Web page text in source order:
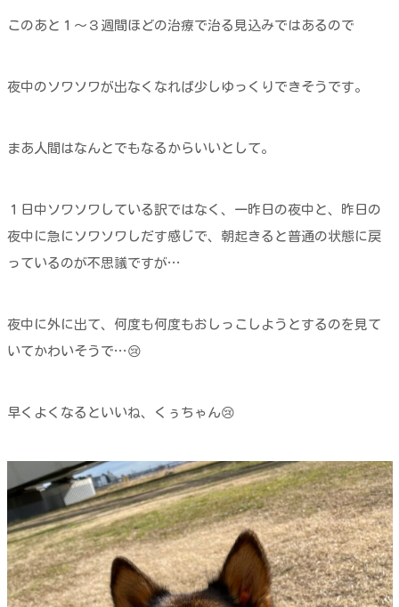
このあと１～３週間ほどの治療で治る見込みではあるので
夜中のソワソワが出なくなれば少しゆっくりできそうです。
まあ人間はなんとでもなるからいいとして。
１日中ソワソワしている訳ではなく、一昨日の夜中と、昨日の
夜中に急にソワソワしだす感じで、朝起きると普通の状態に戻
っているのが不思議ですが…
夜中に外に出て、何度も何度もおしっこしようとするのを見て
いてかわいそうで…😢
早くよくなるといいね、くぅちゃん😢